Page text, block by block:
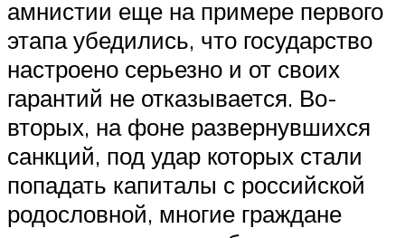
амнистии еще на примере первого
этапа убедились, что государство
настроено серьезно и от своих
гарантий не отказывается. Во-
вторых, на фоне развернувшихся
санкций, под удар которых стали
попадать капиталы с российской
родословной, многие граждане